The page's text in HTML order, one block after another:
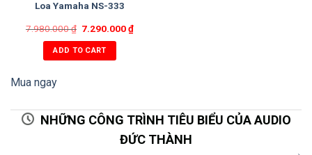
Loa Yamaha NS-333
7.980.000₫ 7.290.000₫
ADD TO CART
Mua ngay
NHỮNG CÔNG TRÌNH TIÊU BIỂU CỦA AUDIO
ĐỨC THÀNH